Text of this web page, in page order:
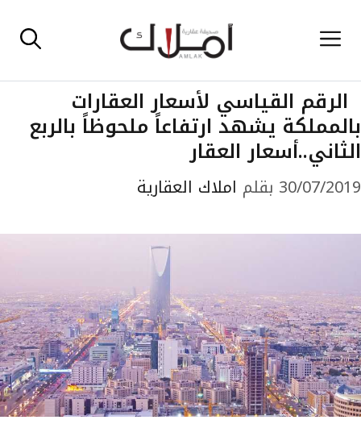
إلى القائمة
الرقم القياسي لأسعار العقارات
بالمملكة يشهد ارتفاعاً ملحوظاً بالربع
الثاني..أسعار العقار
30/07/2019 بقلم املاك العقارية